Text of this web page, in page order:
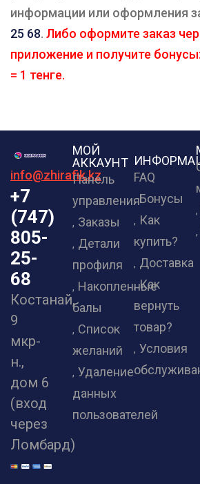
информации или оформления
25 68. Либо оформите заказ
приложение и получите
= 1 тенге.
info@zhirafik.kz
+7
(747)
805-
25-
68
Костанай,
9
мкр-
н.,
дом 6
(вход
через
Ломбард)
МОЙ
АККАУНТ
Панель
управления
Заказы
Детали
профиля
Накопленные
балы
Список
желаний
Удаление
данных
пользователей
FAQ
Бонусы
Как
купить?
Доставка
Как
вернуть
товар?
Условия